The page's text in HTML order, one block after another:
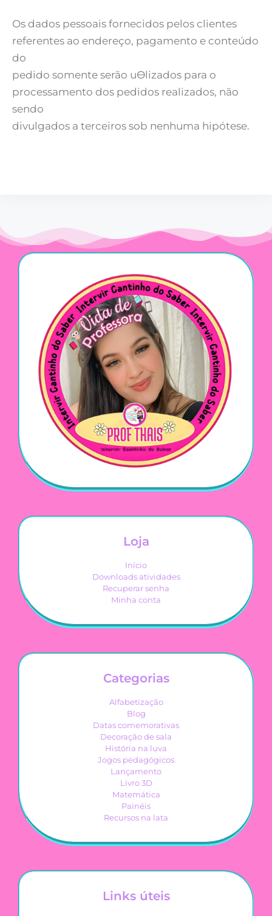
Os dados pessoais fornecidos pelos clientes
referentes ao endereço, pagamento e conteúdo
do
pedido somente serão uƟlizados para o
processamento dos pedidos realizados, não
sendo
divulgados a terceiros sob nenhuma hipótese.
Loja
Início
Downloads atividades
Recuperar senha
Minha conta
Categorias
Alfabetização
Blog
Datas comemorativas
Decoração de sala
História na luva
Jogos pedagógicos
Lançamento
Livro 3D
Matemática
Painéis
Recursos na lata
Links úteis